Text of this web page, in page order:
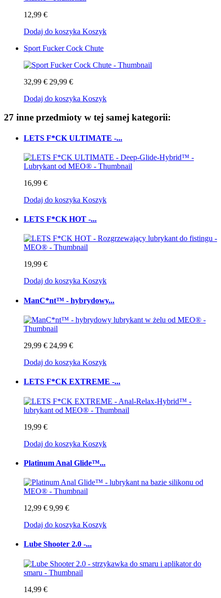
12,99 €
Dodaj do koszyka Koszyk
Sport Fucker Cock Chute
32,99 € 29,99 €
Dodaj do koszyka Koszyk
27 inne przedmioty w tej samej kategorii:
LETS F*CK ULTIMATE -...
16,99 €
Dodaj do koszyka Koszyk
LETS F*CK HOT -...
19,99 €
Dodaj do koszyka Koszyk
ManC*nt™ - hybrydowy...
29,99 € 24,99 €
Dodaj do koszyka Koszyk
LETS F*CK EXTREME -...
19,99 €
Dodaj do koszyka Koszyk
Platinum Anal Glide™...
12,99 € 9,99 €
Dodaj do koszyka Koszyk
Lube Shooter 2.0 -...
14,99 €